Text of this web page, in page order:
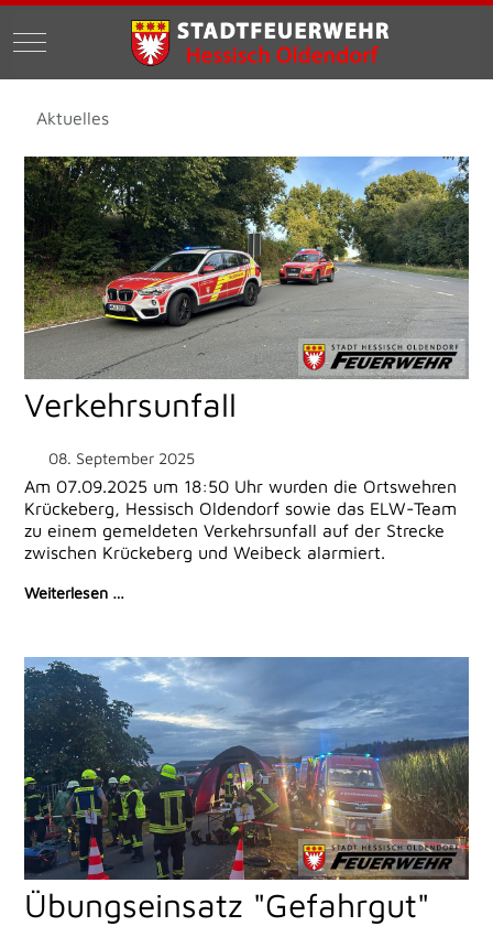
Mobile Menu Toggle
Aktuelles
Verkehrsunfall
08. September 2025
Am 07.09.2025 um 18:50 Uhr wurden die Ortswehren
Krückeberg, Hessisch Oldendorf sowie das ELW-Team
zu einem gemeldeten Verkehrsunfall auf der Strecke
zwischen Krückeberg und Weibeck alarmiert.
Weiterlesen …
Übungseinsatz "Gefahrgut"